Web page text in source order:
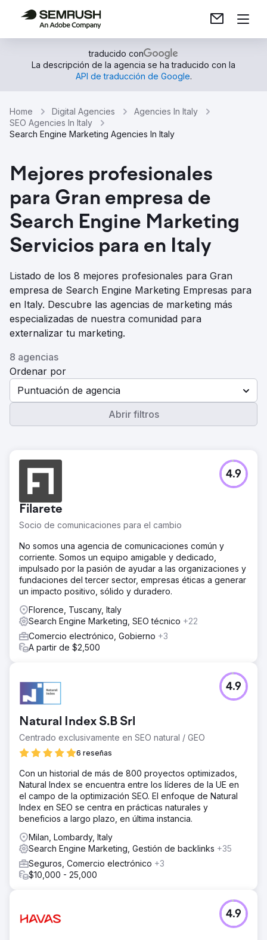
traducido con
La descripción de la agencia se ha traducido con la
API de traducción de Google.
Home Digital Agencies
Agencies In Italy
SEO Agencies In Italy
Search Engine Marketing Agencies In Italy
Mejores profesionales
para Gran empresa de
Search Engine Marketing
Servicios para en Italy
Listado de los 8 mejores profesionales para Gran
empresa de Search Engine Marketing Empresas para
en Italy. Descubre las agencias de marketing más
especializadas de nuestra comunidad para
externalizar tu marketing.
8 agencias
Ordenar por
Puntuación de agencia
Abrir filtros
Filarete
Socio de comunicaciones para el cambio
4.9
No somos una agencia de comunicaciones común y
corriente. Somos un equipo amigable y dedicado,
impulsado por la pasión de ayudar a las organizaciones y
fundaciones del tercer sector, empresas éticas a generar
un impacto positivo, sólido y duradero.
Florence, Tuscany, Italy
Search Engine Marketing, SEO técnico +22
Comercio electrónico, Gobierno +3
A partir de $2,500
Natural Index S.B Srl
Centrado exclusivamente en SEO natural / GEO
6 reseñas
4.9
Con un historial de más de 800 proyectos optimizados,
Natural Index se encuentra entre los líderes de la UE en
el campo de la optimización SEO. El enfoque de Natural
Index en SEO se centra en prácticas naturales y
beneficios a largo plazo, en última instancia.
Milan, Lombardy, Italy
Search Engine Marketing, Gestión de backlinks +35
Seguros, Comercio electrónico +3
$10,000 - 25,000
4.9